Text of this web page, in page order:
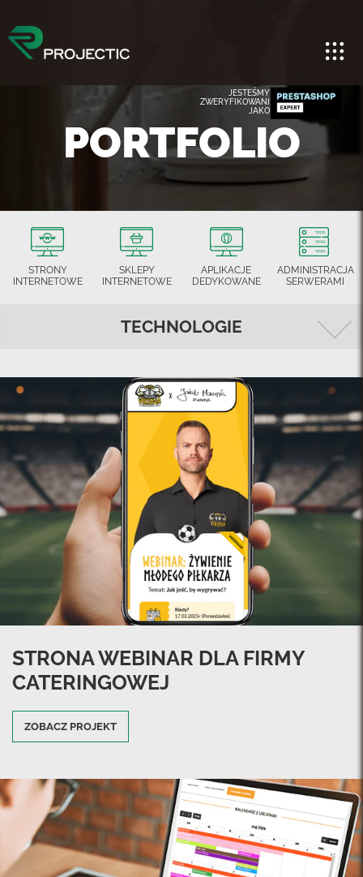
JESTEŚMY
ZWERYFIKOWANI
JAKO
PORTFOLIO
STRONY
INTERNETOWE
SKLEPY
INTERNETOWE
APLIKACJE
DEDYKOWANE
ADMINISTRACJA
SERWERAMI
TECHNOLOGIE
STRONA WEBINAR DLA FIRMY
CATERINGOWEJ
ZOBACZ PROJEKT